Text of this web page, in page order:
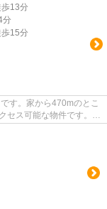
歩13分
分
歩15分
す。家から470mのとこ
セス可能な物件です。こ